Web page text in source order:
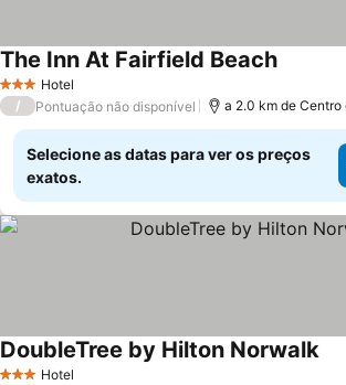
3 EstrelasHotel
The Inn At Fairfield Beach
/ Pontuação não disponível a 2.0 km de Centro
Selecione as datas para ver os preços
exatos.
3 EstrelasHotel
DoubleTree by Hilton Norwalk